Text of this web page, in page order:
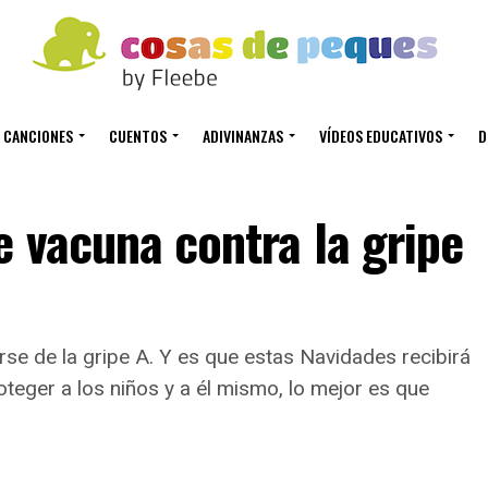
CANCIONES CUENTOS ADIVINANZAS VÍDEOS EDUCATIVOS
vacuna contra la gripe
de la gripe A. Y es que estas Navidades recibirá
a los niños y a él mismo, lo mejor es que